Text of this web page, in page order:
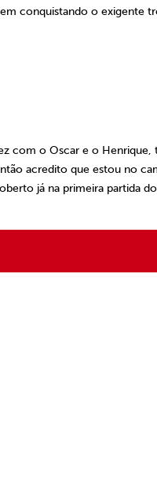
conquistando o exigente
com o Oscar e o Henrique,
acredito que estou no
já na primeira partida